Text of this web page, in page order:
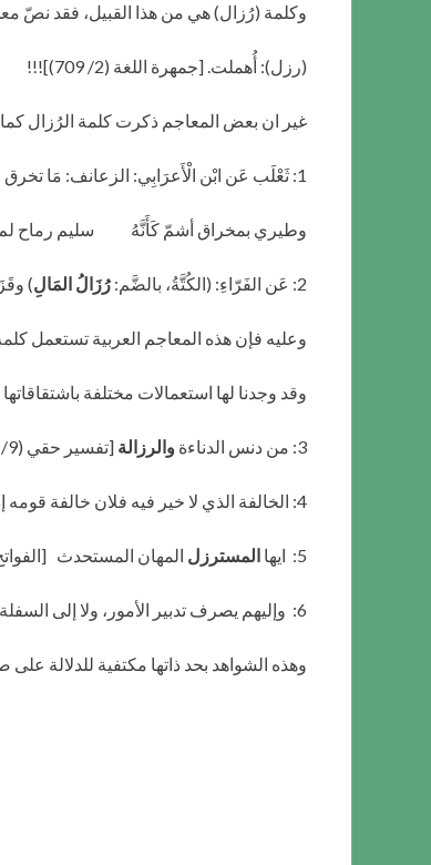
وكلمة (رُزال) هي من هذا القبيل، فقد نصّ
(رزل): أُهملت. [جمهرة اللغة (2/ 709)]!!!
غير ان بعض المعاجم ذكرت كلمة الرُزال
1: ثَعْلَب عَن ابْن الْأَعرَابِي: الزعانف: مَا تخرق من أسافل الْقَمِيص، يشبه
وطيري بمخراق أشمّ كَأَنَّهُ سليم رماح لم تنله
2: عَن الفَرّاءِ: (الكُتَّةُ، بالضَّم: رُزَالُ المَالِ)
وعليه فإن هذه المعاجم العربية تستعمل
وقد وجدنا لها استعمالات مختلفة
3: من دنس الدناءة والرزالة [تفسير حقي (9/ 118، بترقيم الشاملة آليا)]
4: الخالفة الذي لا خير فيه فلان خالفة قومه إذا كان دونهم يعنى مع
5: ايها المسترزل المهان المستحدث [الفواتح
6: وإليهم يصرف تدبير الأمور، ولا إلى السفلة
وهذه الشواهد بحد ذاتها مكتفية للدلالة